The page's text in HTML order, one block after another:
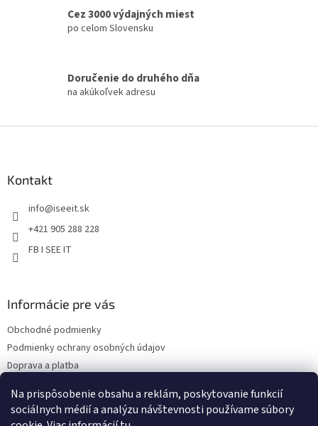
Na prispôsobenie obsahu a reklám, poskytovanie funkcií
sociálnych médií a analýzu návštevnosti používame súbory
á
e
Cez 3000 výdajných miest
po celom Slovensku
Doručenie do druhého dňa
na akúkoľvek adresu
Kontakt
info@iseeit.sk
+421 905 288 228
FB I SEE IT
Informácie pre vás
Obchodné podmienky
Podmienky ochrany osobných údajov
Doprava a platba
Kontakty